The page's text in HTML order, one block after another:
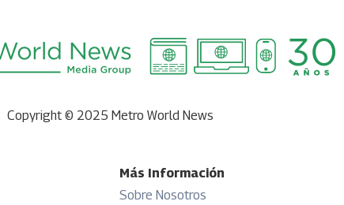
Copyright © 2025 Metro World News
Más Información
Sobre Nosotros